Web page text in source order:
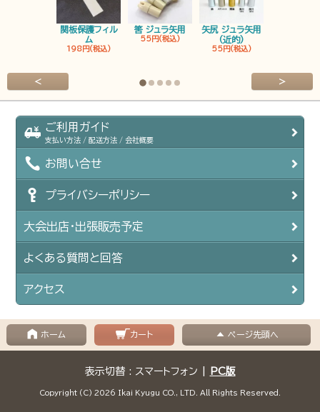
関板保護フィル
ム
198円(税込)
筈 ジュラ矢用
55円(税込)
矢尻 ジュラ矢用
(近的)
55円(税込)
< >
ご利用ガイド
支払い方法 / 配送方法 / 会社概要
お問い合せ
プライバシーポリシー
大会出店・出張販売予定
よくある質問と回答
アクセス
ホーム カート ページ先頭へ
表示切替 : スマートフォン | PC版
Copyright (C) 2026 Ikai Kyugu CO., LTD. All Rights Reserved.